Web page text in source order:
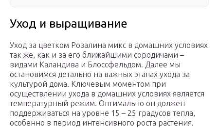
Уход и выращивание
Уход за цветком Розалина микс в домашних условиях
так же, как и за его ближайшими сородичами –
видами Каландива и Блоссфельдом. Далее мы
остановимся детально на важных этапах ухода за
культурой дома. Ключевым моментом при
осуществлении ухода в домашних условиях является
температурный режим. Оптимально он должен
поддерживаться на уровне 15 – 25 градусов тепла,
особенно в период интенсивного роста растения.